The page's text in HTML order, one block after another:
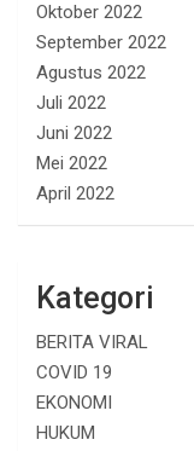
Oktober 2022
September 2022
Agustus 2022
Juli 2022
Juni 2022
Mei 2022
April 2022
Kategori
BERITA VIRAL
COVID 19
EKONOMI
HUKUM